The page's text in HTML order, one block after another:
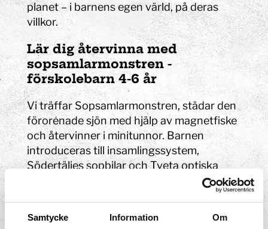
Samtycke Information Om
planet – i barnens egen värld, på deras
villkor.
Lär dig återvinna med
sopsamlarmonstren -
förskolebarn 4-6 år
Vi träffar Sopsamlarmonstren, städar den
förorenade sjön med hjälp av magnetfiske
och återvinner i minitunnor. Barnen
introduceras till insamlingssystem,
Södertäljes sopbilar och Tveta optiska
Tidsåtgång:cirka 75 min
Plats:Tom Tits Experiment eller på plats